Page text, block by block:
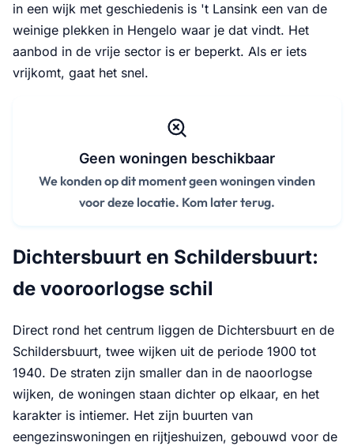
in een wijk met geschiedenis is 't Lansink een van de
weinige plekken in Hengelo waar je dat vindt. Het
aanbod in de vrije sector is er beperkt. Als er iets
vrijkomt, gaat het snel.
Geen woningen beschikbaar
We konden op dit moment geen woningen vinden
voor deze locatie. Kom later terug.
Dichtersbuurt en Schildersbuurt:
de vooroorlogse schil
Direct rond het centrum liggen de Dichtersbuurt en de
Schildersbuurt, twee wijken uit de periode 1900 tot
1940. De straten zijn smaller dan in de naoorlogse
wijken, de woningen staan dichter op elkaar, en het
karakter is intiemer. Het zijn buurten van
eengezinswoningen en rijtjeshuizen, gebouwd voor de